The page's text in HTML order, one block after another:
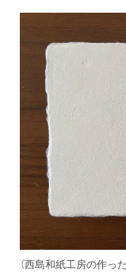
（西島和紙工房の作っ